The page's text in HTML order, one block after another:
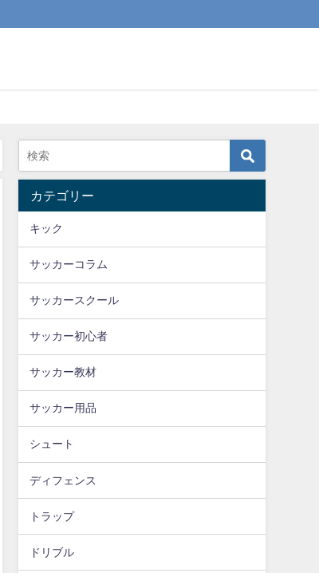
カテゴリー
キック
サッカーコラム
サッカースクール
サッカー初心者
サッカー教材
サッカー用品
シュート
ディフェンス
トラップ
ドリブル